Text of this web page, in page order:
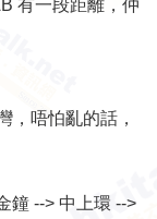
有一段距離，仲
，唔怕亂的話，
鐘 --> 中上環 -->